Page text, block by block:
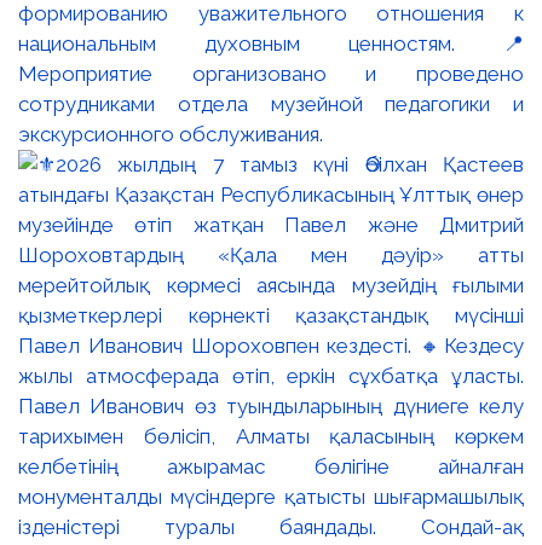
формированию уважительного отношения к
национальным духовным ценностям. 📍
Мероприятие организовано и проведено
сотрудниками отдела музейной педагогики и
экскурсионного обслуживания.